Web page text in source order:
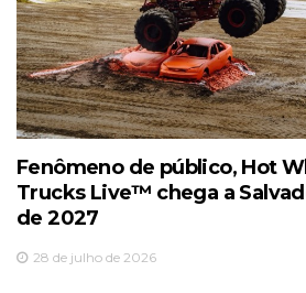
Fenômeno de público, Hot
Trucks Live™️ chega a
de 2027
28 de julho de 2026